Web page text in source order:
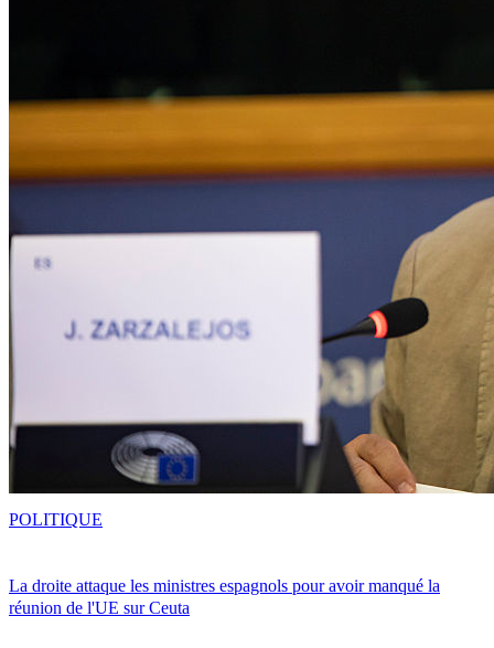
La droite attaque les ministres espagnols pour avoir manqué la
réunion de l'UE sur Ceuta
POLITIQUE